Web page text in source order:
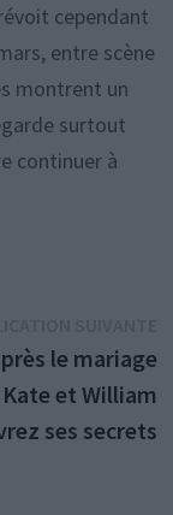
cependant
entre scène
montrent un
surtout
continuer à
le mariage
et William
ses secrets